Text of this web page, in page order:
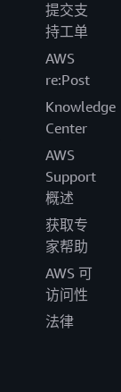
提交支
持工单
AWS
re:Post
Knowledge
Center
AWS
Support
概述
获取专
家帮助
AWS 可
访问性
法律